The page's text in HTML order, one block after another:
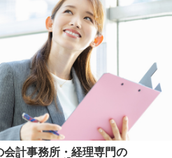
計事務所・経理専門の